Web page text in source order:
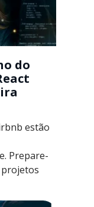
do
estão
Prepare-